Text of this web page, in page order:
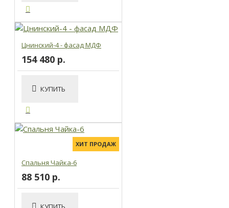
Цнинский-4 - фасад МДФ
154 480 р.
КУПИТЬ
ХИТ ПРОДАЖ
Спальня Чайка-6
88 510 р.